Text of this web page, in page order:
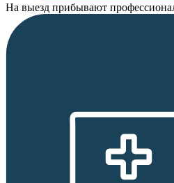
На выезд прибывают